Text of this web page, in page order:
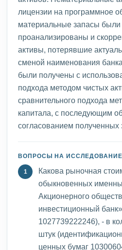
лицензии на программное
материальные запасы были
проанализированы и
активы, потерявшие
сменой наименования
были получены с
подхода методом чистых
сравнительного подхода
капитала, с последующим
согласованием полученных
ВОПРОСЫ НА ИССЛЕДОВАНИЕ
Какова рыночная
обыкновенных
Акционерного
инвестиционный
1027739222246), - в
штук
ценных бумаг